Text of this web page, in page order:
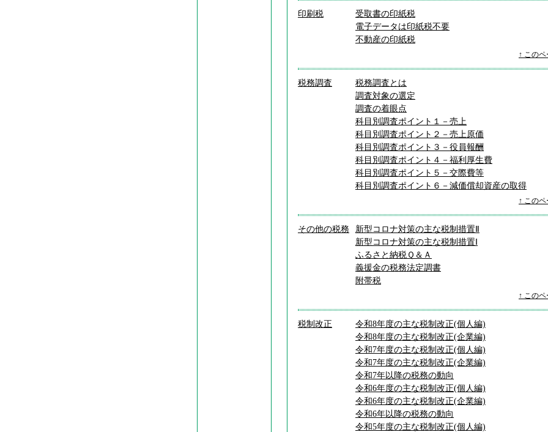
印刷税
受取書の印紙税
電子データは印紙税不要
不動産の印紙税
↑ この
税務調査
税務調査とは
調査対象の選定
調査の着眼点
科目別調査ポイント１－売上
科目別調査ポイント２－売上原価
科目別調査ポイント３－役員報酬
科目別調査ポイント４－福利厚生費
科目別調査ポイント５－交際費等
科目別調査ポイント６－減価償却資産の取得
↑ この
その他の税務
新型コロナ対策の主な税制措置Ⅱ
新型コロナ対策の主な税制措置Ⅰ
ふるさと納税Ｑ＆Ａ
義援金の税務法定調書
附帯税
↑ この
税制改正
令和8年度の主な税制改正(個人編)
令和8年度の主な税制改正(企業編)
令和7年度の主な税制改正(個人編)
令和7年度の主な税制改正(企業編)
令和7年以降の税務の動向
令和6年度の主な税制改正(個人編)
令和6年度の主な税制改正(企業編)
令和6年以降の税務の動向
令和5年度の主な税制改正(個人編)